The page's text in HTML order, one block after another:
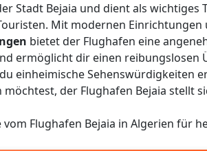
Stadt Bejaia und dient als
Mit modernen Einrichtungen
bietet der Flughafen eine
ermöglicht dir einen reibungslosen
einheimische Sehenswürdigkeiten
der Flughafen Bejaia stellt
vom Flughafen Bejaia in Algerien für